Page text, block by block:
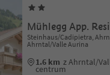
Mühlegg App.
Steinhaus/Cadipietra,
Ahrntal/Valle Aurina
1.6 km z Ahrntal/
centrum